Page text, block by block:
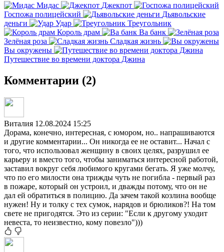
Мидас
Джекпот
Госпожа полицейский
Дьявольские
деньги
Удар
Треугольник
Король драм
Ва банк
Зелёная роза
Сладкая жизнь
Вы окружены
Путешествие во времени доктора Джина
Комментарии (2)
Виталия 12.08.2024 15:25
Дорама, конечно, интересная, с юмором, но.. напрашиваются
и другие комментарии... Он никогда ее не оставит... Начал с
того, что использовал женщину в своих целях, разрушил ее
карьеру и вместо того, чтобы заниматься интересной работой,
заставил вокруг себя любимого кругами бегать. Я уже молчу,
что по его милости она трижды чуть не погибла - первый раз
в пожаре, который он устроил, и дважды потому, что он не
дал ей обратиться в полицию. Да зачем такой козлина вообще
нужен! Ну и толку с тех сумок, нарядов и брюликов?! На том
свете не пригодятся. Это из серии: "Если к другому уходит
невеста, то неизвестно, кому повезло")))